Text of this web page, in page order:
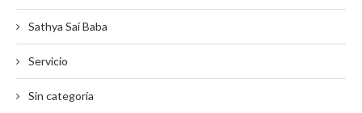
Sathya Sai Baba
Servicio
Sin categoría